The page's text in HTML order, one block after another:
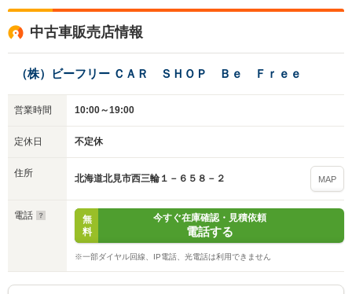
中古車販売店情報
（株）ビーフリー ＣＡＲ ＳＨＯＰ Ｂｅ Ｆｒｅｅ
営業時間 10:00～19:00
定休日 不定休
住所 北海道北見市西三輪１－６５８－２ MAP
電話
無
料
今すぐ在庫確認・見積依頼
電話する
※一部ダイヤル回線、IP電話、光電話は利用できません